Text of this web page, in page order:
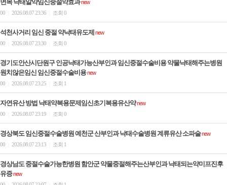
면목 낙태알약임신중절약효과new
00
2026.08.07 23:36 조회 0
석천사거리 임신 중절 약낙­태유도제 new
00
2026.08.07 23:30 조회 0
경기도안산시단원구 인공낙태가능산부인과 임신중절수술비용 약물낙태해주는병원
원치않은임신 임신중절수술비용new
00
2026.08.07 23:25 조회 1
자연유산 방법 낙태약복용문제임신초기복용유산약new
00
2026.08.07 23:19 조회 0
경상북도 임신중절수술병원 예천군 산부인과 낙태수술병원 계류유산 소파술new
00
2026.08.07 23:13 조회 1
경상남도 중절수술가능한병원 함안군 약물중절해주는산부인과 낙태되는약미프진후
유증new